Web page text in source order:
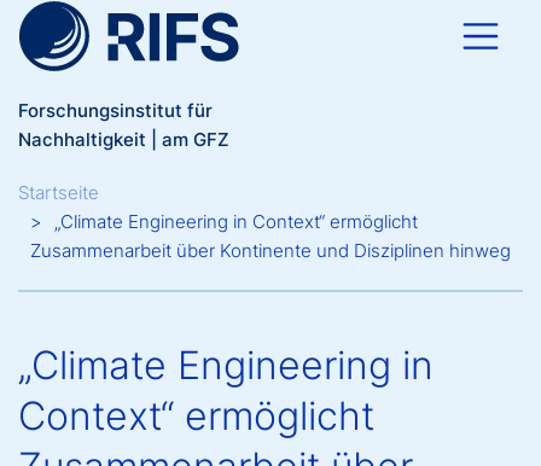
Direkt zum Inhalt
Forschungsinstitut für
Nachhaltigkeit | am GFZ
Breadcrumb
Startseite
„Climate Engineering in Context“ ermöglicht
Zusammenarbeit über Kontinente und Disziplinen hinweg
„Climate Engineering in
Context“ ermöglicht